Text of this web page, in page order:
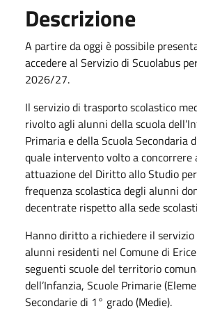
Descrizione
A partire da oggi è possibile
accedere al Servizio di Scuolabus
2026/27.
Il servizio di trasporto scolastico
rivolto agli alunni della scuola
Primaria e della Scuola Secondaria
quale intervento volto a
attuazione del Diritto allo Studio
frequenza scolastica degli alunni
decentrate rispetto alla sede
Hanno diritto a richiedere il servizio
alunni residenti nel Comune di
seguenti scuole del territorio
dell’Infanzia, Scuole Primarie
Secondarie di 1° grado (Medie).